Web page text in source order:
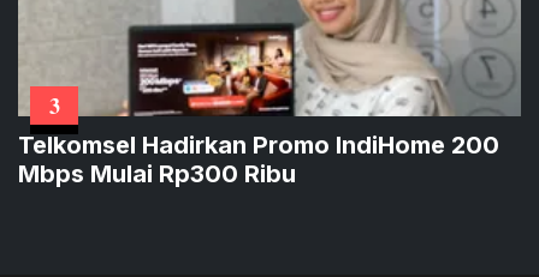
3
Telkomsel Hadirkan Promo IndiHome 200
Mbps Mulai Rp300 Ribu